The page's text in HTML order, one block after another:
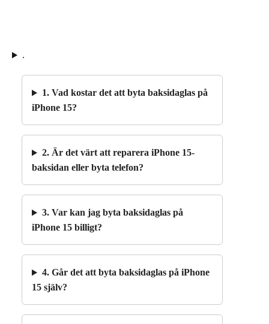
.
1. Vad kostar det att byta baksidaglas på
iPhone 15?
2. Är det värt att reparera iPhone 15-
baksidan eller byta telefon?
3. Var kan jag byta baksidaglas på
iPhone 15 billigt?
4. Går det att byta baksidaglas på iPhone
15 själv?